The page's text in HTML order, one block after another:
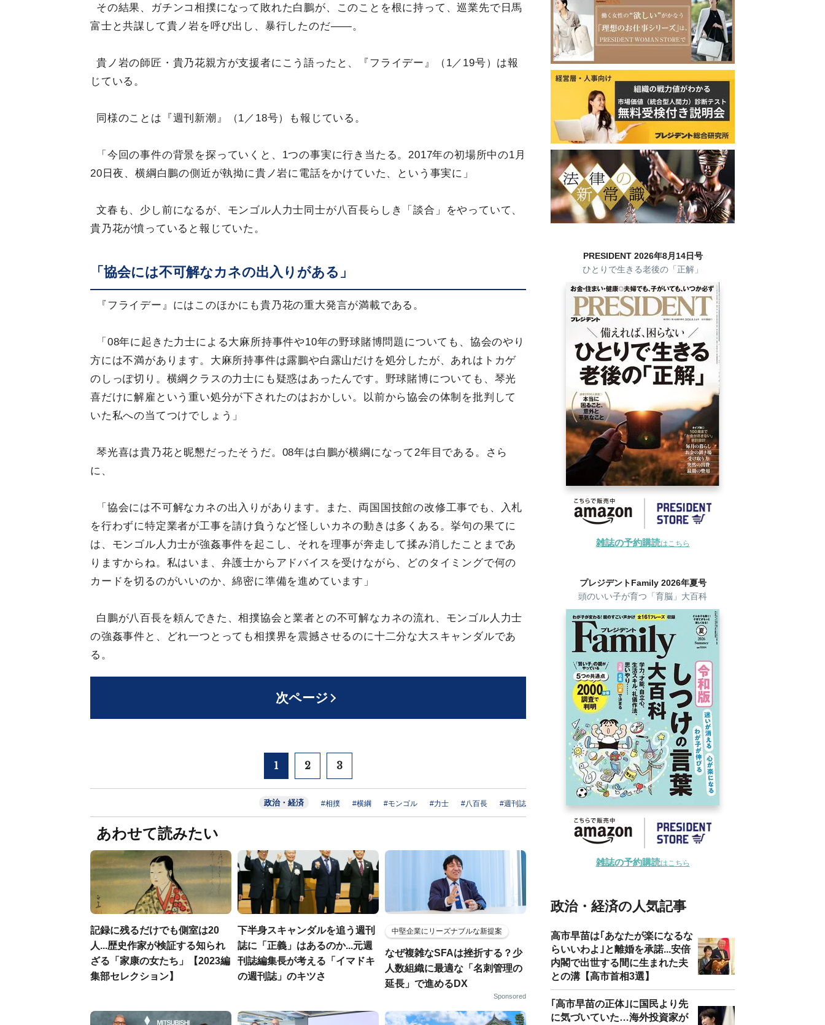
その結果、ガチンコ相撲になって敗れた白鵬が、このことを根に持って、巡業先で日馬
富士と共謀して貴ノ岩を呼び出し、暴行したのだ――。
貴ノ岩の師匠・貴乃花親方が支援者にこう語ったと、『フライデー』（1／19号）は報
じている。
同様のことは『週刊新潮』（1／18号）も報じている。
「今回の事件の背景を探っていくと、1つの事実に行き当たる。2017年の初場所中の1月
20日夜、横綱白鵬の側近が執拗に貴ノ岩に電話をかけていた、という事実に」
文春も、少し前になるが、モンゴル人力士同士が八百長らしき「談合」をやっていて、
貴乃花が憤っていると報じていた。
「協会には不可解なカネの出入りがある」
『フライデー』にはこのほかにも貴乃花の重大発言が満載である。
「08年に起きた力士による大麻所持事件や10年の野球賭博問題についても、協会のやり
方には不満があります。大麻所持事件は露鵬や白露山だけを処分したが、あれはトカゲ
のしっぽ切り。横綱クラスの力士にも疑惑はあったんです。野球賭博についても、琴光
喜だけに解雇という重い処分が下されたのはおかしい。以前から協会の体制を批判して
いた私への当てつけでしょう」
琴光喜は貴乃花と昵懇だったそうだ。08年は白鵬が横綱になって2年目である。さら
に、
「協会には不可解なカネの出入りがあります。また、両国国技館の改修工事でも、入札
を行わずに特定業者が工事を請け負うなど怪しいカネの動きは多くある。挙句の果てに
は、モンゴル人力士が強姦事件を起こし、それを理事が奔走して揉み消したことまであ
りますからね。私はいま、弁護士からアドバイスを受けながら、どのタイミングで何の
カードを切るのがいいのか、綿密に準備を進めています」
白鵬が八百長を頼んできた、相撲協会と業者との不可解なカネの流れ、モンゴル人力士
の強姦事件と、どれ一つとっても相撲界を震撼させるのに十二分な大スキャンダルであ
る。
次ページ
1 2 3
政治・経済 #相撲 #横綱 #モンゴル #力士 #八百長 #週刊誌
あわせて読みたい
記録に残るだけでも側室は20
人...歴史作家が検証する知られ
ざる「家康の女たち」【2023編
集部セレクション】
下半身スキャンダルを追う週刊
誌に「正義」はあるのか...元週
刊誌編集長が考える「イマドキ
の週刊誌」のキツさ
中堅企業にリーズナブルな新提案
なぜ複雑なSFAは挫折する？少
人数組織に最適な「名刺管理の
延長」で進めるDX
Sponsored
PRESIDENT 2026年8月14日号
ひとりで生きる老後の「正解」
雑誌の予約購読はこちら
プレジデントFamily 2026年夏号
頭のいい子が育つ「育脳」大百科
雑誌の予約購読はこちら
政治・経済の人気記事
高市早苗は｢あなたが楽になるな
らいいわよ｣と離婚を承諾...安倍
内閣で出世する間に生まれた夫
との溝【高市首相3選】
｢高市早苗の正体｣に国民より先
に気づいていた…海外投資家が